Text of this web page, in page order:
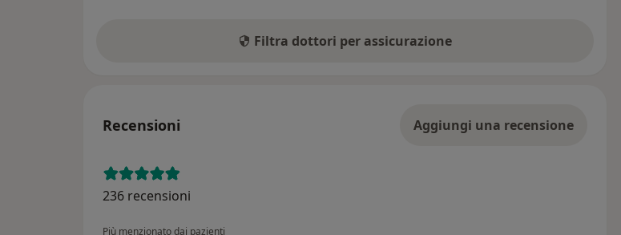
Filtra dottori per assicurazione
Recensioni Aggiungi una recensione
236 recensioni
Più menzionato dai pazienti